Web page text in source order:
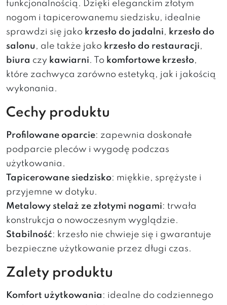
funkcjonalnością. Dzięki eleganckim złotym
nogom i tapicerowanemu siedzisku, idealnie
sprawdzi się jako krzesło do jadalni, krzesło do
salonu, ale także jako krzesło do restauracji,
biura czy kawiarni. To komfortowe krzesło,
które zachwyca zarówno estetyką, jak i jakością
wykonania.
Cechy produktu
Profilowane oparcie: zapewnia doskonałe
podparcie pleców i wygodę podczas
użytkowania.
Tapicerowane siedzisko: miękkie, sprężyste i
przyjemne w dotyku.
Metalowy stelaż ze złotymi nogami: trwała
konstrukcja o nowoczesnym wyglądzie.
Stabilność: krzesło nie chwieje się i gwarantuje
bezpieczne użytkowanie przez długi czas.
Zalety produktu
Komfort użytkowania : idealne do codziennego